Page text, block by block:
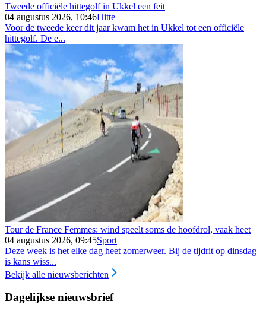
Tweede officiële hittegolf in Ukkel een feit
04 augustus 2026, 10:46Hitte
Voor de tweede keer dit jaar kwam het in Ukkel tot een officiële
hittegolf. De e...
Tour de France Femmes: wind speelt soms de hoofdrol, vaak heet
04 augustus 2026, 09:45Sport
Deze week is het elke dag heet zomerweer. Bij de tijdrit op dinsdag
is kans wiss...
Bekijk alle nieuwsberichten
Dagelijkse nieuwsbrief